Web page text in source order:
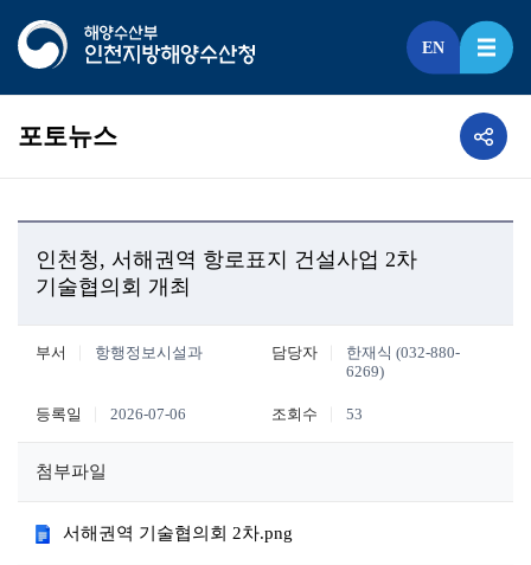
EN
포토뉴스
인천청, 서해권역 항로표지 건설사업 2차
기술협의회 개최
부서 항행정보시설과 담당자
한재식 (032-880-
6269)
등록일 2026-07-06 조회수 53
첨부파일
서해권역 기술협의회 2차.png